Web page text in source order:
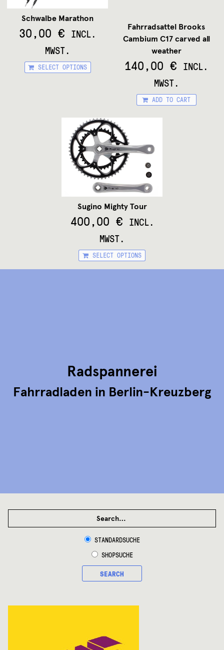
Schwalbe Marathon
30,00€ INCL.
MWST.
SELECT OPTIONS
product
options
may
be
chosen
on
the
product
page
Fahrradsattel Brooks
Cambium C17 carved all
weather
140,00€ INCL.
MWST.
ADD TO CART
Sugino Mighty Tour
400,00 € INCL.
MWST.
SELECT OPTIONS
has
product
page
Radspannerei
Fahrradladen in Berlin-Kreuzberg
STANDARDSUCHE
SHOPSUCHE
SEARCH